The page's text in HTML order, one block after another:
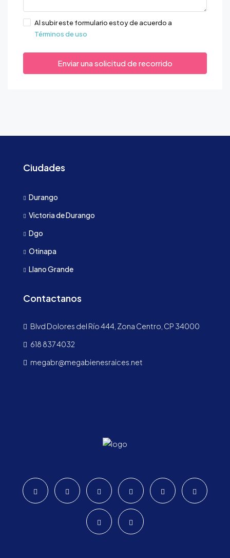
Al subir este formulario estoy de acuerdo a
Términos de uso
Enviar una solicitud de recorrido
Ciudades
Durango
Victoria de Durango
Dgo
Otinapa
Llano Grande
Contactanos
Blvd Dolores del Río 444, Zona Centro, CP 34000
618 837 4032
megabr@megabienesraices.net